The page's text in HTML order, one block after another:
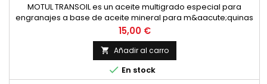
MOTUL TRANSOIL es un aceite multigrado especial para
engranajes a base de aceite mineral para m&aacute;quinas
de dos tiempos con lubricaci&oacute;n separada de los
engranajes. Corresponde a la recomendaci&oacute;n de
YAMAHA para estas transmisiones.ESPECIFICACIONES /
NORMAS:NORMAS: SAE 10W-30VENTAJAS ESPECIALES:- Permite
un cambio de marchas f&aacute;cil...
Precio
15,00 €
 Añadir al carro
 En stock